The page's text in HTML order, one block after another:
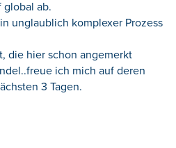
global ab.
unglaublich komplexer Prozess
die hier schon angemerkt
ich mich auf deren
3 Tagen.